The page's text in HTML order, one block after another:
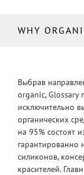
WHY
Выбрав
organic, Glossary
исключительно
органических
на 95% состоят
гарантированно
силиконов,
красителей.